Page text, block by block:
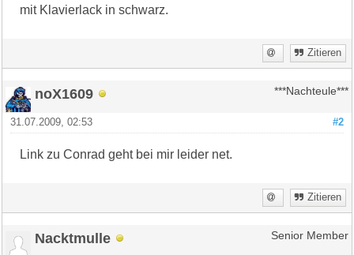
mit Klavierlack in schwarz.
Zitieren
noX1609 ***Nachteule***
#2
31.07.2009, 02:53
Link zu Conrad geht bei mir leider net.
Zitieren
Nacktmulle Senior Member